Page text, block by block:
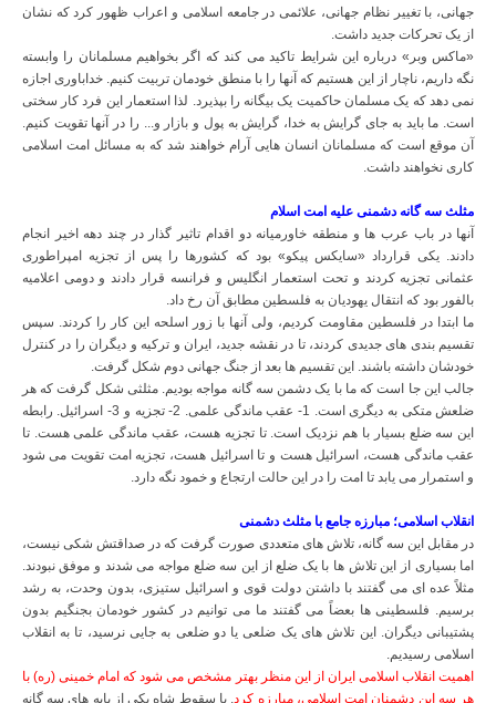
جهانی، با تغییر نظام جهانی، علائمی در جامعه اسلامی و اعراب ظهور کرد که نشان
از یک تحرکات جدید داشت.
«ماکس وبر» درباره این شرایط تاکید می کند که اگر بخواهیم مسلمانان را وابسته
نگه داریم، ناچار از این هستیم که آنها را با منطق خودمان تربیت کنیم. خداباوری اجازه
نمی دهد که یک مسلمان حاکمیت یک بیگانه را بپذیرد. لذا استعمار این فرد کار سختی
است. ما باید به جای گرایش به خدا، گرایش به پول و بازار و... را در آنها تقویت کنیم.
آن موقع است که مسلمانان انسان هایی آرام خواهند شد که به مسائل امت اسلامی
کاری نخواهند داشت.
مثلث سه گانه دشمنی علیه امت اسلام
آنها در باب عرب ها و منطقه خاورمیانه دو اقدام تاثیر گذار در چند دهه اخیر انجام
دادند. یکی قرارداد «سایکس پیکو» بود که کشورها را پس از تجزیه امپراطوری
عثمانی تجزیه کردند و تحت استعمار انگلیس و فرانسه قرار دادند و دومی اعلامیه
بالفور بود که انتقال یهودیان به فلسطین مطابق آن رخ داد.
ما ابتدا در فلسطین مقاومت کردیم، ولی آنها با زور اسلحه این کار را کردند. سپس
تقسیم بندی های جدیدی کردند، تا در نقشه جدید، ایران و ترکیه و دیگران را در کنترل
خودشان داشته باشند. این تقسیم ها بعد از جنگ جهانی دوم شکل گرفت.
جالب این جا است که ما با یک دشمن سه گانه مواجه بودیم. مثلثی شکل گرفت که هر
ضلعش متکی به دیگری است. 1- عقب ماندگی علمی. 2- تجزیه و 3- اسرائیل. رابطه
این سه ضلع بسیار با هم نزدیک است. تا تجزیه هست، عقب ماندگی علمی هست. تا
عقب ماندگی هست، اسرائیل هست و تا اسرائیل هست، تجزیه امت تقویت می شود
و استمرار می یابد تا امت را در این حالت ارتجاع و خمود نگه دارد.
انقلاب اسلامی؛ مبارزه جامع با مثلث دشمنی
در مقابل این سه گانه، تلاش های متعددی صورت گرفت که در صداقتش شکی نیست،
اما بسیاری از این تلاش ها با یک ضلع از این سه ضلع مواجه می شدند و موفق نبودند.
مثلاً عده ای می گفتند با داشتن دولت قوی و اسرائیل ستیزی، بدون وحدت، به رشد
برسیم. فلسطینی ها بعضاً می گفتند ما می توانیم در کشور خودمان بجنگیم بدون
پشتیبانی دیگران. این تلاش های یک ضلعی یا دو ضلعی به جایی نرسید، تا به انقلاب
اسلامی رسیدیم.
اهمیت انقلاب اسلامی ایران از این منظر بهتر مشخص می شود که امام خمینی (ره) با
هر سه این دشمنان امت اسلامی، مبارزه کرد. با سقوط شاه یکی از پایه های سه گانه